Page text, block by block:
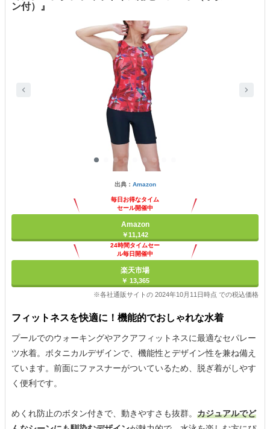
ン付）』
出典： Amazon
毎日お得なタイム
セール開催中
Amazon
￥11,142
24時間タイムセー
ル毎日開催中
楽天市場
￥ 13,365
※各社通販サイトの 2024年10月11日時点 での税込価格
フィットネスを快適に！機能的でおしゃれな水着
プールでのウォーキングやアクアフィットネスに最適なセパレー
ツ水着。ボタニカルデザインで、機能性とデザイン性を兼ね備え
ています。前面にファスナーがついているため、脱ぎ着がしやす
く便利です。
めくれ防止のボタン付きで、動きやすさも抜群。 カジュアルでど